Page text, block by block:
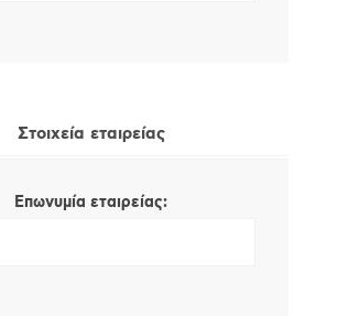
Στοιχεία εταιρείας
Επωνυμία εταιρείας: